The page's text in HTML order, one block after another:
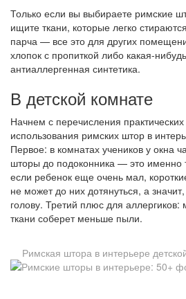
Только если вы выбираете римские
ищите ткани, которые легко
парча — все это для других
хлопок с пропиткой либо какая-
антиаллергенная синтетика.
В детской комнате
Начнем с перечисления практических
использования римских штор в
Первое: в комнатах учеников у окна
шторы до подоконника — это именно
если ребенок еще очень мал,
не может до них дотянуться, а
голову. Третий плюс для аллергиков:
ткани соберет меньше пыли.
Римская штора в интерьере